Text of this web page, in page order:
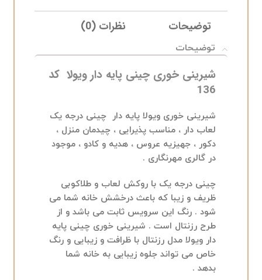
توضیحات نظرات (0)
توضیحات
شیرینی خوری چینی پایه دار ویولا کد
136
شیرینی خوری ویولا پایه دار چینی درجه یک
لعاب دار ، مناسب پذیرایی ، چیدمان منزل ،
دکور ، جهیزیه عروس ، هدیه و کادو ، موجود
در گالری مهرنگاری .
چینی درجه یک با روکش لعاب و طلاکوبی
ظریف و زیبا که باعث درخشش خانه شما می
شود . رنگ این سرویس ثابت می باشد و از
طرح رزنتال است . شیرینی خوری چینی پایه
دار ویولا مدل رزنتال با ظرافت و زیبایی و رنگ
خاص می تواند جلوه زیبایی به خانه شما
بدهد .